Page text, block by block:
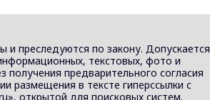
преследуются по закону. Допускается
текстовых, фото и
получения предварительного согласия
размещения в тексте гиперссылки с
открытой для поисковых систем.